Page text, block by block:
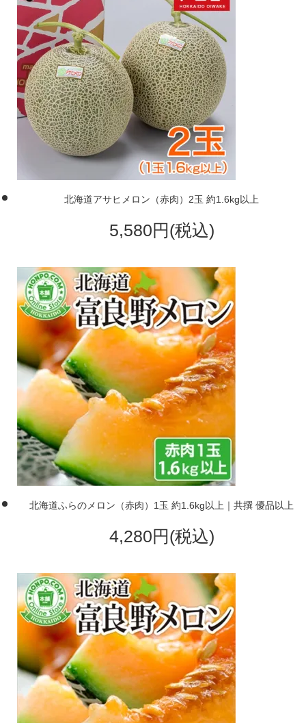
北海道アサヒメロン（赤肉）2玉 約1.6kg以上
5,580円(税込)
北海道ふらのメロン（赤肉）1玉 約1.6kg以上｜共撰 優品以上
4,280円(税込)